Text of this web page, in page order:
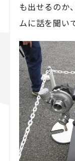
も出せるのか
ムに話を聞い